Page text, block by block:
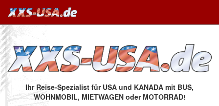
Ihr Reise-Spezialist für USA und KANADA mit BUS,
WOHNMOBIL, MIETWAGEN oder MOTORRAD!